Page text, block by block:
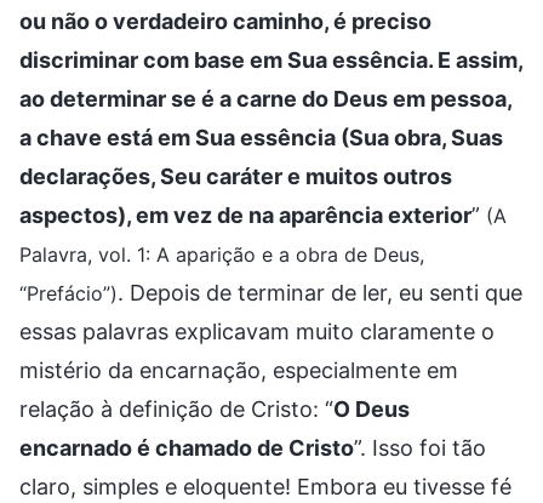
ou não o verdadeiro caminho, é preciso
discriminar com base em Sua essência. E assim,
ao determinar se é a carne do Deus em pessoa,
a chave está em Sua essência (Sua obra, Suas
declarações, Seu caráter e muitos outros
aspectos), em vez de na aparência exterior” (A
Palavra, vol. 1: A aparição e a obra de Deus,
“Prefácio”). Depois de terminar de ler, eu senti que
essas palavras explicavam muito claramente o
mistério da encarnação, especialmente em
relação à definição de Cristo: “O Deus
encarnado é chamado de Cristo”. Isso foi tão
claro, simples e eloquente! Embora eu tivesse fé